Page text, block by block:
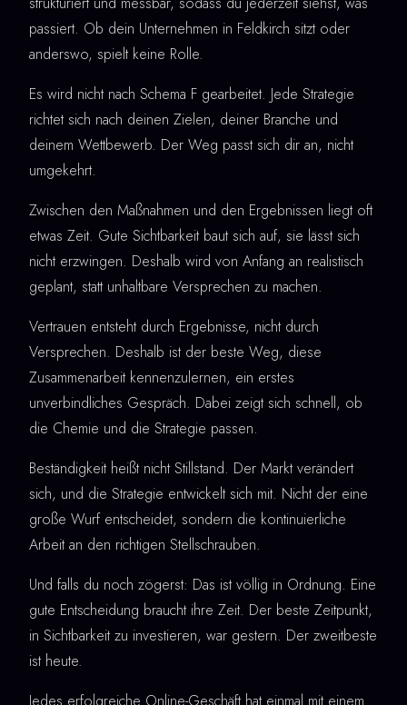
passiert. Ob dein Unternehmen in Feldkirch sitzt oder
anderswo, spielt keine Rolle.
Es wird nicht nach Schema F gearbeitet. Jede Strategie
richtet sich nach deinen Zielen, deiner Branche und
deinem Wettbewerb. Der Weg passt sich dir an, nicht
umgekehrt.
Zwischen den Maßnahmen und den Ergebnissen liegt oft
etwas Zeit. Gute Sichtbarkeit baut sich auf, sie lässt sich
nicht erzwingen. Deshalb wird von Anfang an realistisch
geplant, statt unhaltbare Versprechen zu machen.
Vertrauen entsteht durch Ergebnisse, nicht durch
Versprechen. Deshalb ist der beste Weg, diese
Zusammenarbeit kennenzulernen, ein erstes
unverbindliches Gespräch. Dabei zeigt sich schnell, ob
die Chemie und die Strategie passen.
Beständigkeit heißt nicht Stillstand. Der Markt verändert
sich, und die Strategie entwickelt sich mit. Nicht der eine
große Wurf entscheidet, sondern die kontinuierliche
Arbeit an den richtigen Stellschrauben.
Und falls du noch zögerst: Das ist völlig in Ordnung. Eine
gute Entscheidung braucht ihre Zeit. Der beste Zeitpunkt,
in Sichtbarkeit zu investieren, war gestern. Der zweitbeste
ist heute.
Jedes erfolgreiche Online-Geschäft hat einmal mit einem